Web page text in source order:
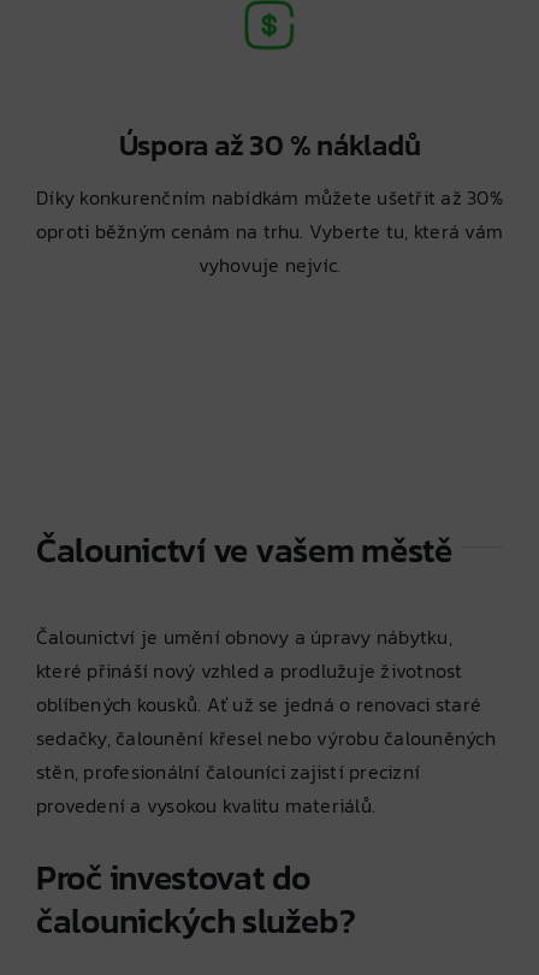
Úspora až 30 % nákladů
Díky konkurenčním nabídkám můžete ušetřit až 30%
oproti běžným cenám na trhu. Vyberte tu, která vám
vyhovuje nejvíc.
Čalounictví ve vašem městě
Čalounictví je umění obnovy a úpravy nábytku,
které přináší nový vzhled a prodlužuje životnost
oblíbených kousků. Ať už se jedná o renovaci staré
sedačky, čalounění křesel nebo výrobu čalouněných
stěn, profesionální čalouníci zajistí precizní
provedení a vysokou kvalitu materiálů.
Proč investovat do
čalounických služeb?